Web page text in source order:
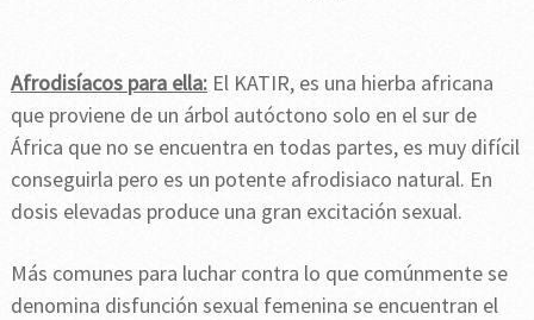
Afrodisíacos para ella:El KATIR, es una hierba africana
que proviene de un árbol autóctono solo en el sur de
África que no se encuentra en todas partes, es muy difícil
conseguirla pero es un potente afrodisiaco natural. En
dosis elevadas produce una gran excitación sexual.
Más comunes para luchar contra lo que comúnmente se
denomina disfunción sexual femenina se encuentran el